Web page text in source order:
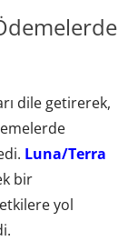
dile getirerek,
Luna/Terra
bir
yol